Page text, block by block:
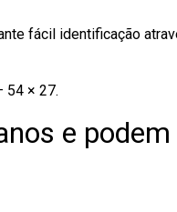
fácil identificação
54 × 27.
e